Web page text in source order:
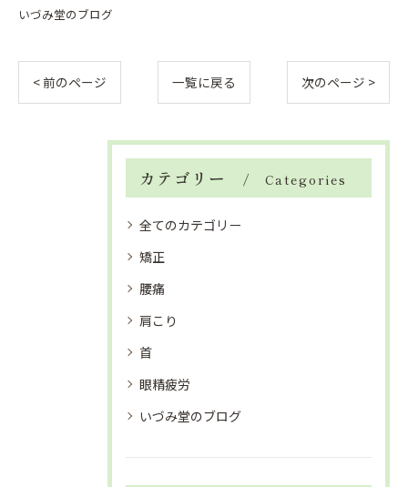
いづみ堂のブログ
< 前のページ 一覧に戻る 次のページ >
カテゴリー Categories
全てのカテゴリー
矯正
腰痛
肩こり
首
眼精疲労
いづみ堂のブログ